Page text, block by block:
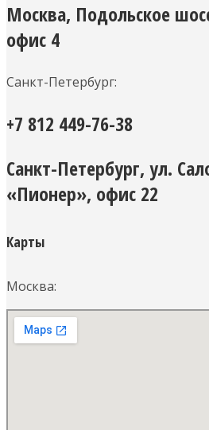
Москва, Подольское
офис 4
Санкт-Петербург:
+7 812 449-76-38
Санкт-Петербург, ул.
«Пионер», офис 22
Карты
Москва: